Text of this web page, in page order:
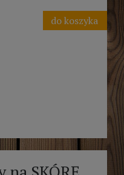
do koszyka